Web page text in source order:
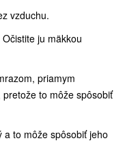
vzduchu.
ju mäkkou
priamym
to môže spôsobiť
a to môže spôsobiť jeho